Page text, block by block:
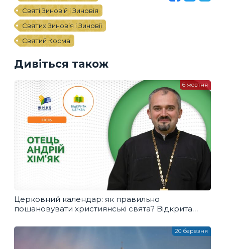
Святі Зиновій і Зиновія
Святих Зиновія і Зиновії
Святий Косма
Дивіться також
Церковний календар: як правильно
пошановувати християнські свята? Відкрита
6 жовтня
20 березня